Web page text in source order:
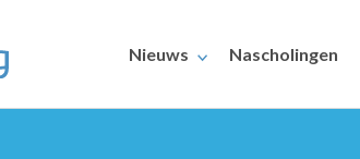
Nieuws Nascholingen